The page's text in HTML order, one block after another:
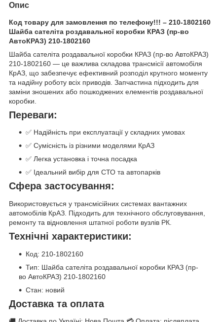
Опис
Код товару для замовлення по телефону!!! – 210-1802160
Шайба сателіта роздавальної коробки КРАЗ (пр-во
АвтоКРАЗ) 210-1802160
Шайба сателіта роздавальної коробки КРАЗ (пр-во АвтоКРАЗ)
210-1802160 — це важлива складова трансмісії автомобіля
КрАЗ, що забезпечує ефективний розподіл крутного моменту
та надійну роботу всіх приводів. Запчастина підходить для
заміни зношених або пошкоджених елементів роздавальної
коробки.
Переваги:
✅ Надійність при експлуатації у складних умовах
✅ Сумісність із різними моделями КрАЗ
✅ Легка установка і точна посадка
✅ Ідеальний вибір для СТО та автопарків
Сфера застосування:
Використовується у трансмісійних системах вантажних
автомобілів КрАЗ. Підходить для технічного обслуговування,
ремонту та відновлення штатної роботи вузлів РК.
Технічні характеристики:
Код: 210-1802160
Тип: Шайба сателіта роздавальної коробки КРАЗ (пр-
во АвтоКРАЗ) 210-1802160
Стан: новий
Доставка та оплата